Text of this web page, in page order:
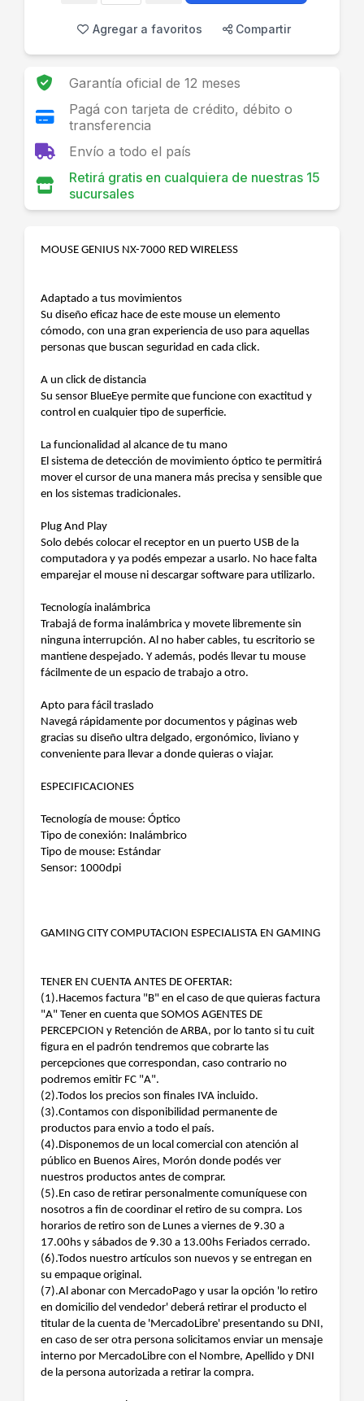
Agregar a favoritos Compartir
Garantía oficial de 12 meses
Pagá con tarjeta de crédito, débito o
transferencia
Envío a todo el país
Retirá gratis en cualquiera de nuestras 15
sucursales
MOUSE GENIUS NX-7000 RED WIRELESS
Adaptado a tus movimientos
Su diseño eficaz hace de este mouse un elemento
cómodo, con una gran experiencia de uso para aquellas
personas que buscan seguridad en cada click.
A un click de distancia
Su sensor BlueEye permite que funcione con exactitud y
control en cualquier tipo de superficie.
La funcionalidad al alcance de tu mano
El sistema de detección de movimiento óptico te permitirá
mover el cursor de una manera más precisa y sensible que
en los sistemas tradicionales.
Plug And Play
Solo debés colocar el receptor en un puerto USB de la
computadora y ya podés empezar a usarlo. No hace falta
emparejar el mouse ni descargar software para utilizarlo.
Tecnología inalámbrica
Trabajá de forma inalámbrica y movete libremente sin
ninguna interrupción. Al no haber cables, tu escritorio se
mantiene despejado. Y además, podés llevar tu mouse
fácilmente de un espacio de trabajo a otro.
Apto para fácil traslado
Navegá rápidamente por documentos y páginas web
gracias su diseño ultra delgado, ergonómico, liviano y
conveniente para llevar a donde quieras o viajar.
ESPECIFICACIONES
Tecnología de mouse: Óptico
Tipo de conexión: Inalámbrico
Tipo de mouse: Estándar
Sensor: 1000dpi
GAMING CITY COMPUTACION ESPECIALISTA EN GAMING
TENER EN CUENTA ANTES DE OFERTAR:
(1).Hacemos factura "B" en el caso de que quieras factura
"A" Tener en cuenta que SOMOS AGENTES DE
PERCEPCION y Retención de ARBA, por lo tanto si tu cuit
figura en el padrón tendremos que cobrarte las
percepciones que correspondan, caso contrario no
podremos emitir FC "A".
(2).Todos los precios son finales IVA incluido.
(3).Contamos con disponibilidad permanente de
productos para envio a todo el país.
(4).Disponemos de un local comercial con atención al
público en Buenos Aires, Morón donde podés ver
nuestros productos antes de comprar.
(5).En caso de retirar personalmente comuníquese con
nosotros a fin de coordinar el retiro de su compra. Los
horarios de retiro son de Lunes a viernes de 9.30 a
17.00hs y sábados de 9.30 a 13.00hs Feriados cerrado.
(6).Todos nuestro artículos son nuevos y se entregan en
su empaque original.
(7).Al abonar con MercadoPago y usar la opción 'lo retiro
en domicilio del vendedor' deberá retirar el producto el
titular de la cuenta de 'MercadoLibre' presentando su DNI,
en caso de ser otra persona solicitamos enviar un mensaje
interno por MercadoLibre con el Nombre, Apellido y DNI
de la persona autorizada a retirar la compra.